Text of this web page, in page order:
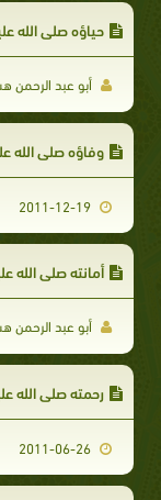
حياؤه صلى الله
أبو عبد
وفاؤه صلى الله
أمانته صلى الله
أبو عبد
رحمته صلى الله